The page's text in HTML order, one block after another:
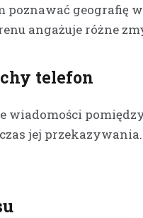
poznawać geografię
angażuje różne
telefon
jej